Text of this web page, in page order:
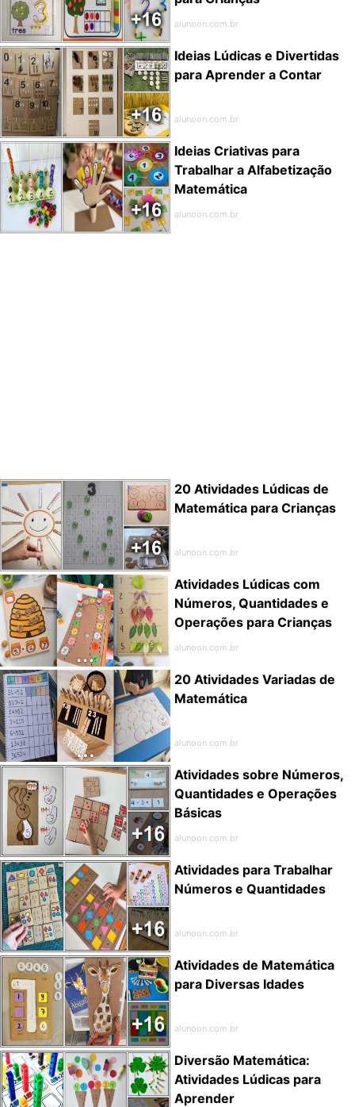
alunoon.com.br
Ideias Lúdicas e Divertidas
para Aprender a Contar
alunoon.com.br
Ideias Criativas para
Trabalhar a Alfabetização
Matemática
alunoon.com.br
20 Atividades Lúdicas de
Matemática para Crianças
alunoon.com.br
Atividades Lúdicas com
Números, Quantidades e
Operações para Crianças
alunoon.com.br
20 Atividades Variadas de
Matemática
alunoon.com.br
Atividades sobre Números,
Quantidades e Operações
Básicas
alunoon.com.br
Atividades para Trabalhar
Números e Quantidades
alunoon.com.br
Atividades de Matemática
para Diversas Idades
alunoon.com.br
Diversão Matemática:
Atividades Lúdicas para
Aprender